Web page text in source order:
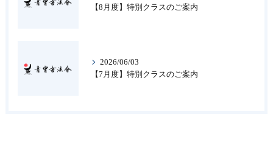
【8月度】特別クラスのご案内
2026/06/03
【7月度】特別クラスのご案内